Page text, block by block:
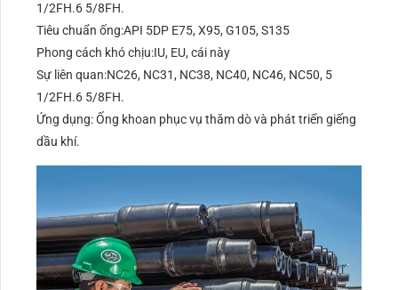
1/2FH.6 5/8FH.
Tiêu chuẩn ống:API 5DP E75, X95, G105, S135
Phong cách khó chịu:IU, EU, cái này
Sự liên quan:NC26, NC31, NC38, NC40, NC46, NC50, 5
1/2FH.6 5/8FH.
Ứng dụng: Ống khoan phục vụ thăm dò và phát triển giếng
dầu khí.